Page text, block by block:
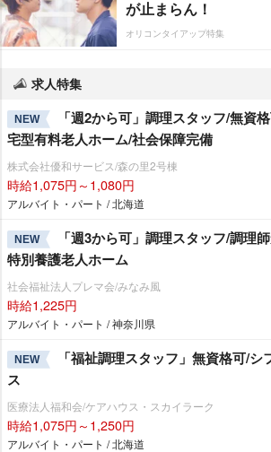
が止まらん！
オリコンタイアップ特集
求人特集
NEW
「週2から可」調理スタッフ/無資
宅型有料老人ホーム/社会保障完備
株式会社優和サービス/森の里2号棟
時給1,075円～1,080円
アルバイト・パート / 北海道
NEW
「週3から可」調理スタッフ/調理
特別養護老人ホーム
社会福祉法人プレマ会/みなみ風
時給1,225円
アルバイト・パート / 神奈川県
NEW
「福祉調理スタッフ」無資格可/
ス
医療法人福和会/ケアハウス・スカイラーク
時給1,075円～1,250円
アルバイト・パート / 北海道